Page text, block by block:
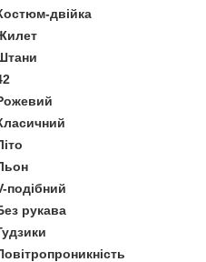
двійка
подібний
рукава